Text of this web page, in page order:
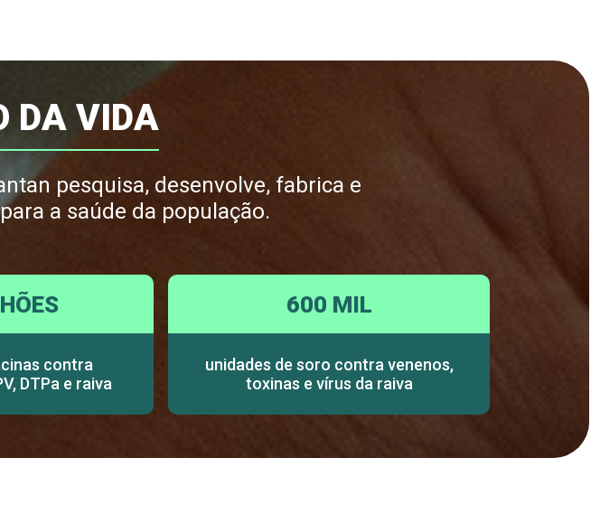
DA VIDA
pesquisa, desenvolve, fabrica e
a saúde da população.
contra
DTPa e raiva
600 MIL
unidades de soro contra venenos,
toxinas e vírus da raiva